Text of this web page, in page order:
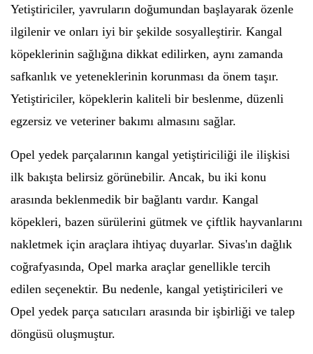
Yetiştiriciler, yavruların doğumundan başlayarak özenle
ilgilenir ve onları iyi bir şekilde sosyalleştirir. Kangal
köpeklerinin sağlığına dikkat edilirken, aynı zamanda
safkanlık ve yeteneklerinin korunması da önem taşır.
Yetiştiriciler, köpeklerin kaliteli bir beslenme, düzenli
egzersiz ve veteriner bakımı almasını sağlar.
Opel yedek parçalarının kangal yetiştiriciliği ile ilişkisi
ilk bakışta belirsiz görünebilir. Ancak, bu iki konu
arasında beklenmedik bir bağlantı vardır. Kangal
köpekleri, bazen sürülerini gütmek ve çiftlik hayvanlarını
nakletmek için araçlara ihtiyaç duyarlar. Sivas'ın dağlık
coğrafyasında, Opel marka araçlar genellikle tercih
edilen seçenektir. Bu nedenle, kangal yetiştiricileri ve
Opel yedek parça satıcıları arasında bir işbirliği ve talep
döngüsü oluşmuştur.